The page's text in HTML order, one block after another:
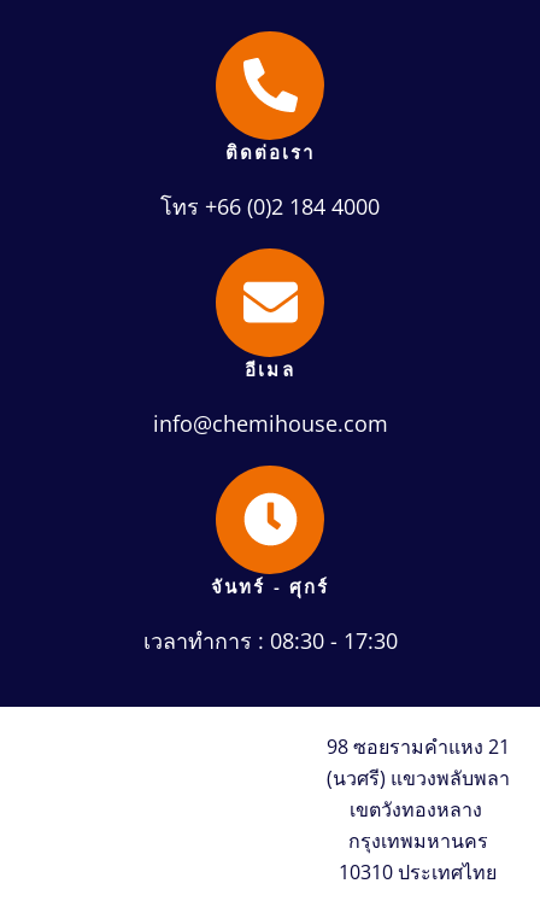
ติดต่อเรา
โทร +66 (0)2 184 4000
อีเมล
info@chemihouse.com
จันทร์ - ศุกร์
เวลาทำการ : 08:30 - 17:30
98 ซอยรามคำแหง 21
(นวศรี) แขวงพลับพลา
เขตวังทองหลาง
กรุงเทพมหานคร
10310 ประเทศไทย